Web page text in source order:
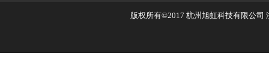
版权所有©2017 杭州旭虹科技有限公司